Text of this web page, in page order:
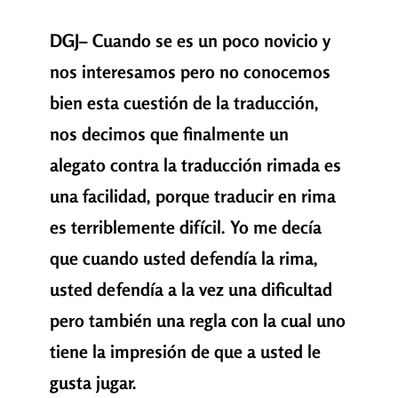
DGJ– Cuando se es un poco novicio y
nos interesamos pero no conocemos
bien esta cuestión de la traducción,
nos decimos que finalmente un
alegato contra la traducción rimada es
una facilidad, porque traducir en rima
es terriblemente difícil. Yo me decía
que cuando usted defendía la rima,
usted defendía a la vez una dificultad
pero también una regla con la cual uno
tiene la impresión de que a usted le
gusta jugar.